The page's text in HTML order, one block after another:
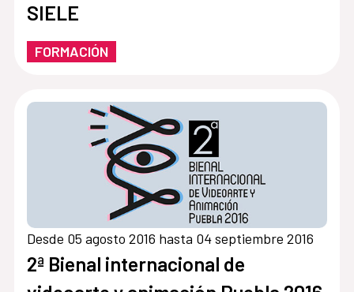
SIELE
FORMACIÓN
Desde 05 agosto 2016 hasta 04 septiembre 2016
2ª Bienal internacional de